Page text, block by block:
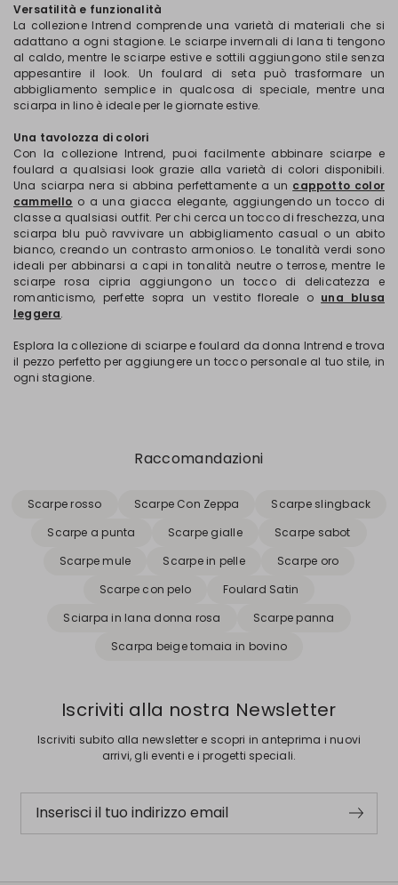
Versatilità e funzionalità
La collezione Intrend comprende una varietà di materiali che si
adattano a ogni stagione. Le sciarpe invernali di lana ti tengono
al caldo, mentre le sciarpe estive e sottili aggiungono stile senza
appesantire il look. Un foulard di seta può trasformare un
abbigliamento semplice in qualcosa di speciale, mentre una
sciarpa in lino è ideale per le giornate estive.
Una tavolozza di colori
Con la collezione Intrend, puoi facilmente abbinare sciarpe e
foulard a qualsiasi look grazie alla varietà di colori disponibili.
Una sciarpa nera si abbina perfettamente a un cappotto color
cammello o a una giacca elegante, aggiungendo un tocco di
classe a qualsiasi outfit. Per chi cerca un tocco di freschezza, una
sciarpa blu può ravvivare un abbigliamento casual o un abito
bianco, creando un contrasto armonioso. Le tonalità verdi sono
ideali per abbinarsi a capi in tonalità neutre o terrose, mentre le
sciarpe rosa cipria aggiungono un tocco di delicatezza e
romanticismo, perfette sopra un vestito floreale o una blusa
leggera.
Esplora la collezione di sciarpe e foulard da donna Intrend e trova
il pezzo perfetto per aggiungere un tocco personale al tuo stile, in
ogni stagione.
Raccomandazioni
Scarpe rosso Scarpe Con Zeppa
Scarpe slingback
Scarpe a punta
Scarpe gialle
Scarpe sabot
Scarpe mule
Scarpe in pelle
Scarpe oro
Scarpe con pelo
Foulard Satin
Sciarpa in lana donna rosa
Scarpe panna
Scarpa beige tomaia in bovino
Iscriviti alla nostra Newsletter
Iscriviti subito alla newsletter e scopri in anteprima i nuovi
arrivi, gli eventi e i progetti speciali.
Inserisci il tuo indirizzo email